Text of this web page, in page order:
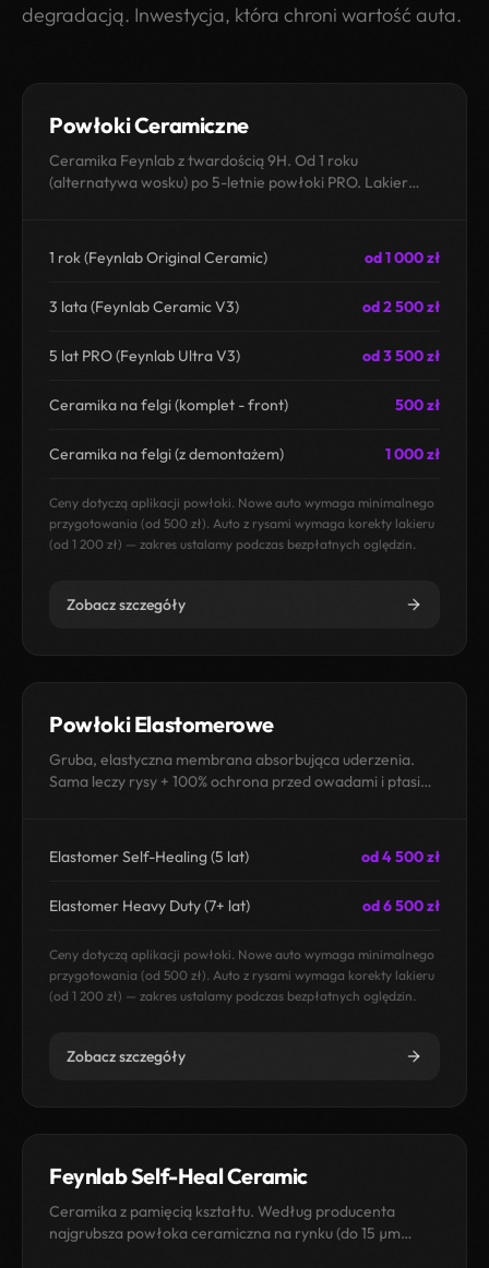
degradacją. Inwestycja, która chroni wartość auta.
Powłoki Ceramiczne
Ceramika Feynlab z twardością 9H. Od 1 roku
(alternatywa wosku) po 5-letnie powłoki PRO. Lakier
1 rok (Feynlab Original Ceramic) od 1 000 zł
3 lata (Feynlab Ceramic V3) od 2 500 zł
5 lat PRO (Feynlab Ultra V3) od 3 500 zł
Ceramika na felgi (komplet - front) 500 zł
Ceramika na felgi (z demontażem) 1 000 zł
Ceny dotyczą aplikacji powłoki. Nowe auto wymaga minimalnego
przygotowania (od 500 zł). Auto z rysami wymaga korekty lakieru
(od 1 200 zł) — zakres ustalamy podczas bezpłatnych oględzin.
Zobacz szczegóły
Powłoki Elastomerowe
Gruba, elastyczna membrana absorbująca uderzenia.
Sama leczy rysy + 100% ochrona przed owadami i ptasimi
Elastomer Self-Healing (5 lat) od 4 500 zł
Elastomer Heavy Duty (7+ lat) od 6 500 zł
Ceny dotyczą aplikacji powłoki. Nowe auto wymaga minimalnego
przygotowania (od 500 zł). Auto z rysami wymaga korekty lakieru
(od 1 200 zł) — zakres ustalamy podczas bezpłatnych oględzin.
Zobacz szczegóły
Feynlab Self-Heal Ceramic
Ceramika z pamięcią kształtu. Według producenta
najgrubsza powłoka ceramiczna na rynku (do 15 µm